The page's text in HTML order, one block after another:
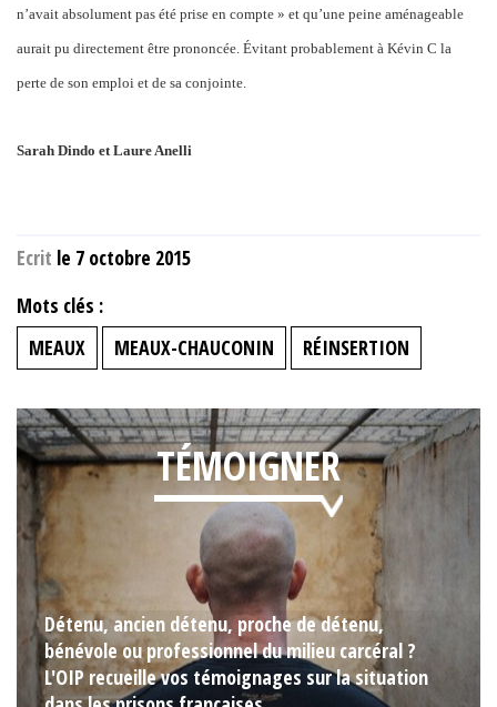
n’avait absolument pas été prise en compte » et qu’une peine aménageable
aurait pu directement être prononcée. Évitant probablement à Kévin C la
perte de son emploi et de sa conjointe.
Sarah Dindo et Laure Anelli
Ecrit le 7 octobre 2015
Mots clés :
MEAUX
MEAUX-CHAUCONIN RÉINSERTION
TÉMOIGNER
Détenu, ancien détenu, proche de détenu,
bénévole ou professionnel du milieu carcéral ?
L'OIP recueille vos témoignages sur la situation